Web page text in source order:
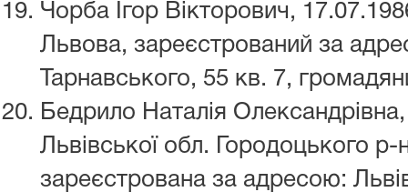
Чорба Ігор Вікторович,
Львова, зареєстрований за
Тарнавського, 55 кв. 7,
Бедрило Наталія
Львівської обл. Городоцького
зареєстрована за адресою: